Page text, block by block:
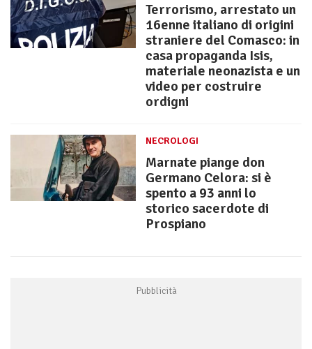
Terrorismo, arrestato un
16enne italiano di origini
straniere del Comasco: in
casa propaganda Isis,
materiale neonazista e un
video per costruire
ordigni
NECROLOGI
Marnate piange don
Germano Celora: si è
spento a 93 anni lo
storico sacerdote di
Prospiano